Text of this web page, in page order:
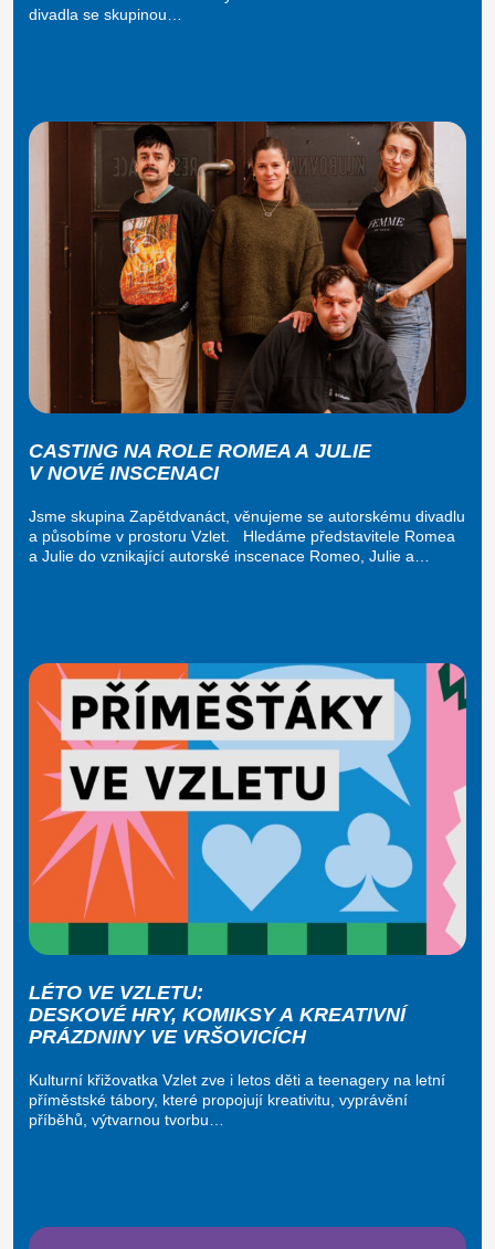
divadla se skupinou…
CASTING NA ROLE ROMEA A JULIE
V NOVÉ INSCENACI
Jsme skupina Zapětdvanáct, věnujeme se autorskému divadlu
a působíme v prostoru Vzlet. Hledáme představitele Romea
a Julie do vznikající autorské inscenace Romeo, Julie a…
LÉTO VE VZLETU:
DESKOVÉ HRY, KOMIKSY A KREATIVNÍ
PRÁZDNINY VE VRŠOVICÍCH
Kulturní křižovatka Vzlet zve i letos děti a teenagery na letní
příměstské tábory, které propojují kreativitu, vyprávění
příběhů, výtvarnou tvorbu…